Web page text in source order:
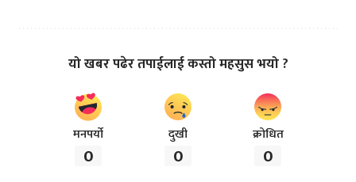
यो खबर पढेर तपाईलाई कस्तो महसुस भयो ?
मनपर्यो
0
दुखी
0
क्रोधित
0